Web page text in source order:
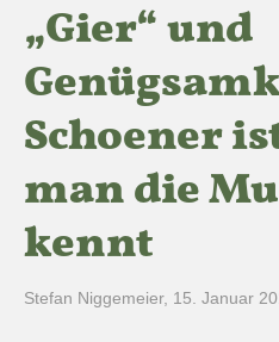
„Gier“ und
Schoener
man die
kennt
Stefan Niggemeier, 15. Januar